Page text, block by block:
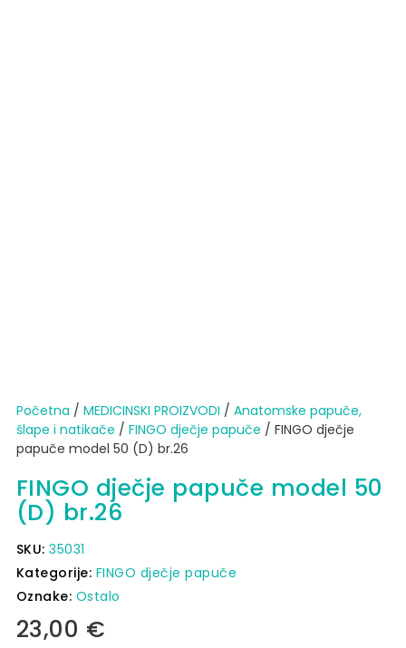
Početna / MEDICINSKI PROIZVODI / Anatomske papuče,
šlape i natikače / FINGO dječje papuče / FINGO dječje
papuče model 50 (D) br.26
FINGO dječje papuče model 50
(D) br.26
SKU:35031
Kategorije: FINGO dječje papuče
Oznake: Ostalo
23,00 €